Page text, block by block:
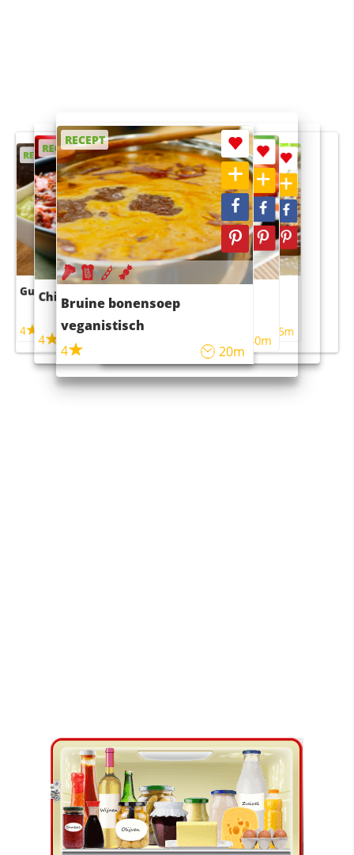
RECEPT
Guacamole
4
RECEPT
Chili con carne
4 45m
RECEPT
Bruine bonensoep
veganistisch
4
20m
RECEPT
Sushi rijstsalade
maaltijdsalade
40m
RECEPT
4 55m